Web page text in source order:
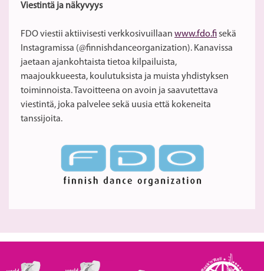
Viestintä ja näkyvyys
FDO viestii aktiivisesti verkkosivuillaan www.fdo.fisekä
Instagramissa (@finnishdanceorganization). Kanavissa
jaetaan ajankohtaista tietoa kilpailuista,
maajoukkueesta, koulutuksista ja muista yhdistyksen
toiminnoista. Tavoitteena on avoin ja saavutettava
viestintä, joka palvelee sekä uusia että kokeneita
tanssijoita.